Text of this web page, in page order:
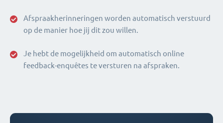
Afspraakherinneringen worden automatisch verstuurd
op de manier hoe jij dit zou willen.
Je hebt de mogelijkheid om automatisch online
feedback-enquêtes te versturen na afspraken.